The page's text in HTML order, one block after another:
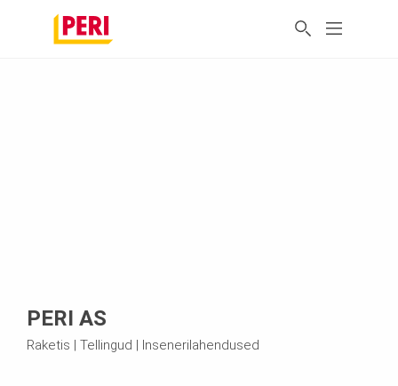
PERI AS
Raketis | Tellingud | Insenerilahendused